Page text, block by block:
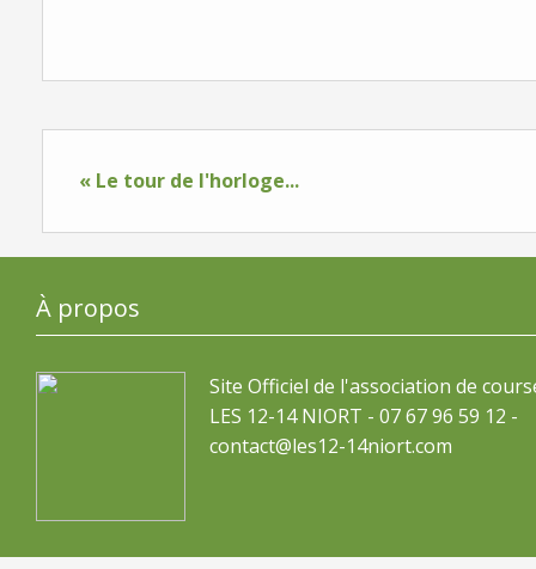
« Le tour de l'horloge...
À propos
Site Officiel de l'association de
LES 12-14 NIORT - 07 67 96 59 12 -
contact@les12-14niort.com